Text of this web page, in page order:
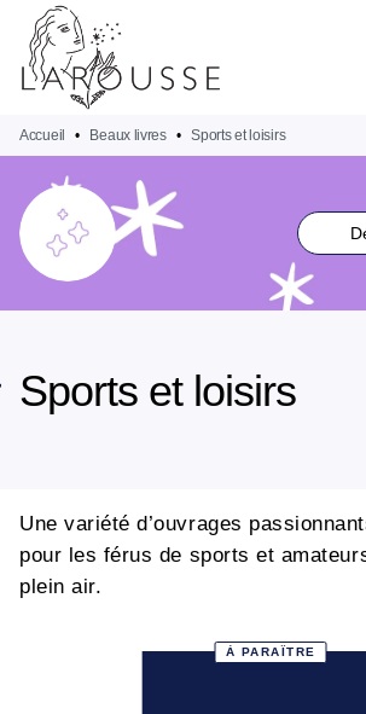
MENU
PIED DE PAGE
Accueil • Beaux livres • Sports et loisirs
Sports et loisirs
Une variété d’ouvrages
pour les férus de sports et
plein air.
À PARAÎTRE